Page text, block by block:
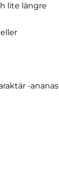
lite längre
-ananas